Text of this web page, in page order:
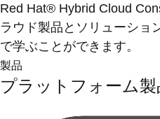
Red Hat® Hybrid Cloud
ラウド製品とソリューショ
で学ぶことができます。
製品
プラットフォーム製